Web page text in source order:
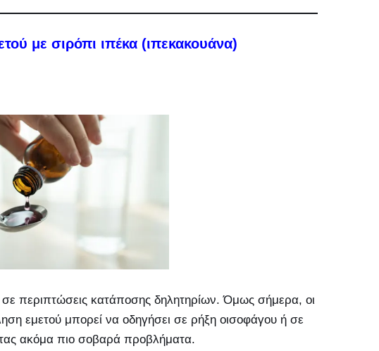
με σιρόπι ιπέκα (ιπεκακουάνα)
περιπτώσεις κατάποσης δηλητηρίων. Όμως σήμερα, οι
εμετού μπορεί να οδηγήσει σε ρήξη οισοφάγου ή σε
ακόμα πιο σοβαρά προβλήματα.